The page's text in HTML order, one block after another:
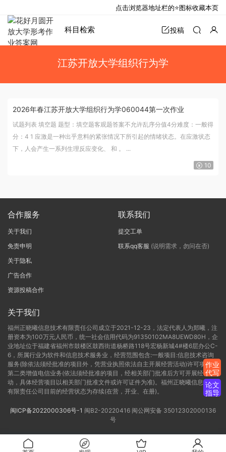
科目检索 投稿
江苏开放大学组织行为学
2026年春江苏开放大学组织行为学060044第一次作业
试题列表 填空题 题型：填空题客观题答案不允许乱序分值4分难度：一般得
分：4 1 应激是一种出乎意料的紧张情况下所引起的情绪状态。在应激状态
下，人会产生一系列生理反应变化、 和 。 ...
10
合作服务
关于我们
免责申明
关于隐私
广告合作
资源投稿合作
联系我们
提交工单
联系qq客服 (说明需求，勿问在否)
关于我们
福州正晓曦信息技术有限责任公司成立于2021-12-23，法定代表人为郑曦，注
册资本为100万元人民币，统一社会信用代码为91350102MA8UEWD80H，企
业地址位于福建省福州市鼓楼区鼓西街道杨桥路118号宏杨新城4#楼6层办公C-
6，所属行业为软件和信息技术服务业，经营范围包含:一般项目:信息技术咨询
服务(除依法须经批准的项目外，凭营业执照依法自主开展经营活动)许可项目:
第二类增值电信业务(依法须经批准的项目，经相关部门批准后方可开展经营活
动，具体经营项目以相关部门批准文件或许可证件为准)。福州正晓曦信息技术
有限责任公司目前的经营状态为存续(在营，开业、在册)。
闽ICP备2022000306号-1 闽B2-20220416 闽公网安备 35012302000136
号
点击浏览器地址栏的⭐图标收藏本页
作业
代写
论文
指导